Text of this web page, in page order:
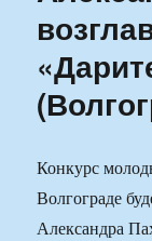
Конкурс
Волгограде
Александра